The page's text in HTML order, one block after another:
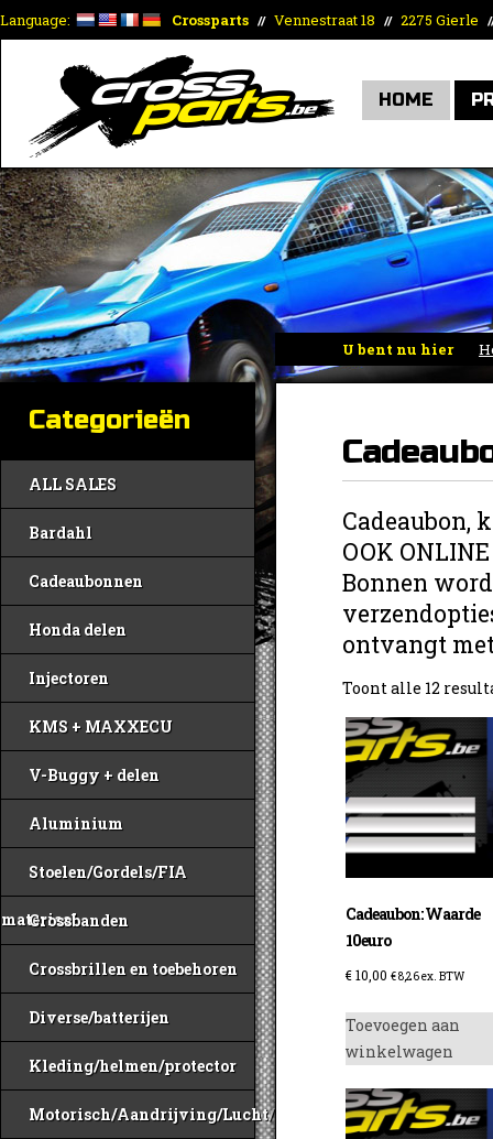
Language: Crossparts // Vennestraat 18 // 2275 Gierle
HOME
U bent nu hier
Categorieën
ALL SALES
Bardahl
Cadeaubonnen
Honda delen
Injectoren
KMS + MAXXECU
V-Buggy + delen
Aluminium
Stoelen/Gordels/FIA
materiaal
Crossbanden
Crossbrillen en toebehoren
Diverse/batterijen
Kleding/helmen/protector
Motorisch/Aandrijving/Lucht/Benzine
Cadeaubon,
OOK
Bonnen
ontvangt
Toont alle 12
Cadeaubon: Waarde
10euro
€10,00 €8,26ex. BTW
Toevoegen aan
winkelwagen